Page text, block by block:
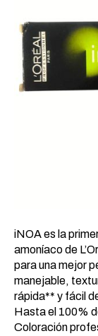
iNOA es la
amoníaco de
para una mejor
manejable,
rápida** y fácil
Hasta el 100%
Coloración